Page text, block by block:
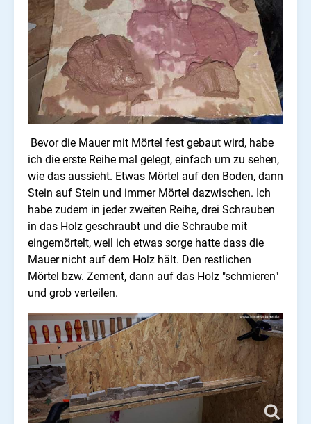
Bevor die Mauer mit Mörtel fest gebaut wird, habe
ich die erste Reihe mal gelegt, einfach um zu sehen,
wie das aussieht. Etwas Mörtel auf den Boden, dann
Stein auf Stein und immer Mörtel dazwischen. Ich
habe zudem in jeder zweiten Reihe, drei Schrauben
in das Holz geschraubt und die Schraube mit
eingemörtelt, weil ich etwas sorge hatte dass die
Mauer nicht auf dem Holz hält. Den restlichen
Mörtel bzw. Zement, dann auf das Holz "schmieren"
und grob verteilen.